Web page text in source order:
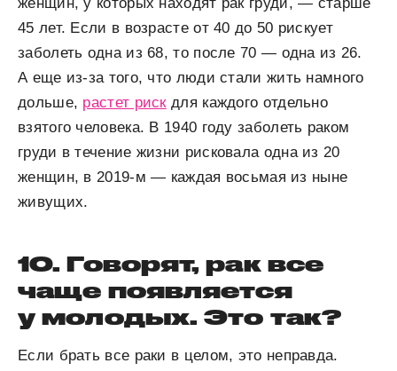
45 лет. Если в возрасте от 40 до 50 рискует
заболеть одна из 68, то после 70 — одна из 26.
А еще из-за того, что люди стали жить намного
дольше, растет рискдля каждого отдельно
взятого человека. В 1940 году заболеть раком
груди в течение жизни рисковала одна из 20
женщин, в 2019-м — каждая восьмая из ныне
живущих.
10. Говорят, рак все
чаще появляется
у молодых. Это так?
Если брать все раки в целом, это неправда.